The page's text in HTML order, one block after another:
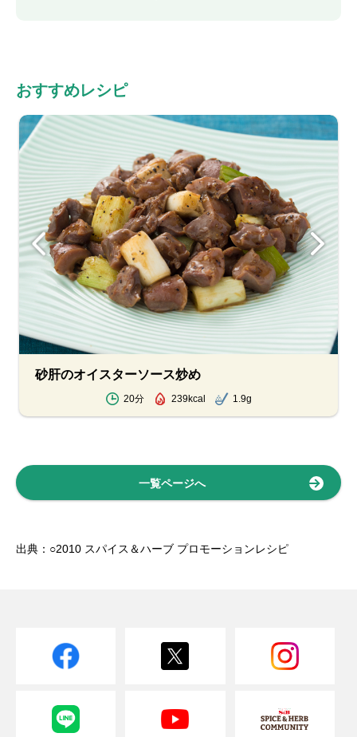
おすすめレシピ
砂肝のオイスターソース炒め
20分 239kcal 1.9g
一覧ページへ
出典：○2010 スパイス＆ハーブ プロモーションレシピ